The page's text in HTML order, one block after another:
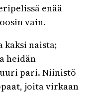
enää
vain.
kaksi naista;
heidän
pari. Niinistö
joita virkaan